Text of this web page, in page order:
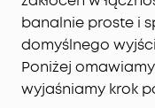
banalnie proste i
domyślnego
Poniżej
wyjaśniamy krok